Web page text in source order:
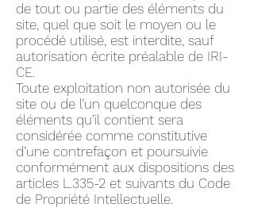
de tout ou partie des éléments du
site, quel que soit le moyen ou le
procédé utilisé, est interdite, sauf
autorisation écrite préalable de IRI-
CE.
Toute exploitation non autorisée du
site ou de l’un quelconque des
éléments qu’il contient sera
considérée comme constitutive
d’une contrefaçon et poursuivie
conformément aux dispositions des
articles L.335-2 et suivants du Code
de Propriété Intellectuelle.